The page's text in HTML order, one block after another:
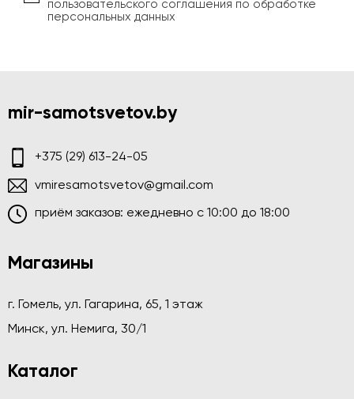
пользовательского соглашения по обработке
персональных данных
mir-samotsvetov.by
+375 (29) 613-24-05
vmiresamotsvetov@gmail.com
приём заказов: ежедневно c 10:00 до 18:00
Магазины
г. Гомель, ул. Гагарина, 65, 1 этаж
Минск, ул. Немига, 30/1
Каталог